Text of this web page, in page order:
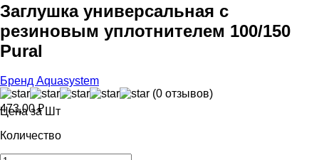
Заглушка универсальная с
резиновым уплотнителем 100/150
Pural
Бренд Aquasystem
(0 отзывов)
473,00₽
Цена за Шт
Количество